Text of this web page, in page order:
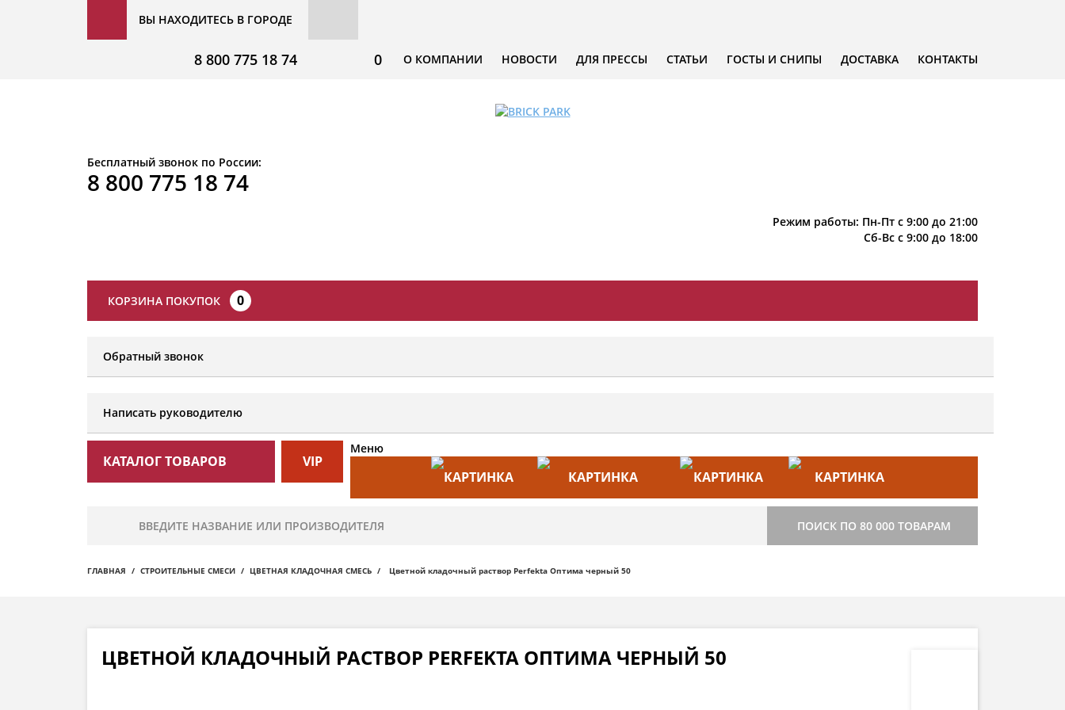
ВЫ НАХОДИТЕСЬ В ГОРОДЕ
О КОМПАНИИ НОВОСТИ ДЛЯ ПРЕССЫ СТАТЬИ ГОСТЫ И СНИПЫ ДОСТАВКА КОНТАКТЫ
0
8 800 775 18 74
Бесплатный звонок по России:
8 800 775 18 74
Режим работы: Пн-Пт с 9:00 до 21:00
Сб-Вс с 9:00 до 18:00
КОРЗИНА ПОКУПОК 0
Обратный звонок
Написать руководителю
КАТАЛОГ ТОВАРОВ VIP
Меню
СТРОИТЕЛЬСТВО
ПОИСК ПО 80 000 ТОВАРАМ
ГЛАВНАЯ СТРОИТЕЛЬНЫЕ СМЕСИ ЦВЕТНАЯ КЛАДОЧНАЯ СМЕСЬ Цветной кладочный раствор Perfekta Оптима черный 50
ЦВЕТНОЙ КЛАДОЧНЫЙ РАСТВОР PERFEKTA ОПТИМА ЧЕРНЫЙ 50